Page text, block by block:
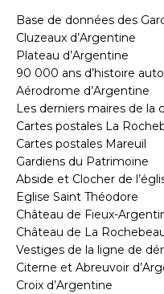
Base de données des
Cluzeaux d’Argentine
Plateau d’Argentine
90 000 ans d’histoire
Aérodrome d’Argentine
Les derniers maires de la
Cartes postales La
Cartes postales Mareuil
Gardiens du Patrimoine
Abside et Clocher de
Eglise Saint Théodore
Château de Fieux-
Château de La
Vestiges de la ligne de
Citerne et Abreuvoir
Croix d’Argentine